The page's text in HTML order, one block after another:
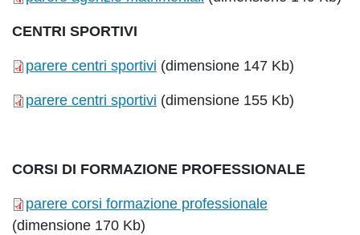
CENTRI SPORTIVI
parere centri sportivi (dimensione 147 Kb)
parere centri sportivi (dimensione 155 Kb)
CORSI DI FORMAZIONE PROFESSIONALE
parere corsi formazione professionale
(dimensione 170 Kb)